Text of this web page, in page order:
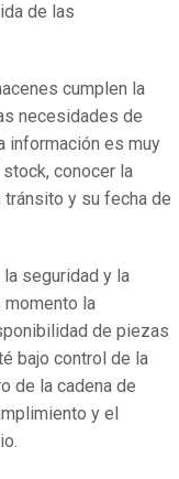
de las
cumplen la
necesidades de
información es muy
conocer la
y su fecha de
seguridad y la
momento la
de piezas
bajo control de la
de la cadena de
y el